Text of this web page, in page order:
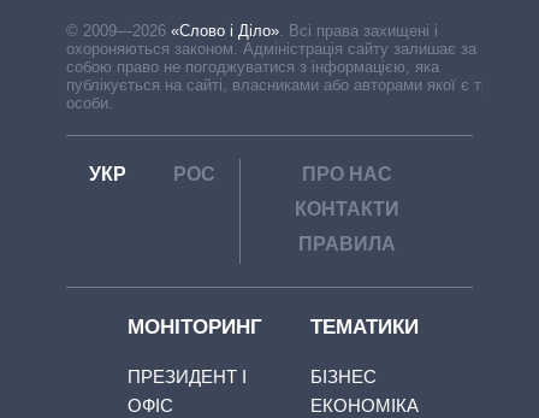
© 2009—2026 «Слово і Діло» Всі права захищені і
охороняються законом. Адміністрація сайту залишає за
собою право не погоджуватися з інформацією, яка
публікується на сайті, власниками або авторами якої є треті
особи.
УКР РОС
ПРО НАС
КОНТАКТИ
ПРАВИЛА
МОНІТОРИНГ
ПРЕЗИДЕНТ І
ОФІС
ТЕМАТИКИ
БІЗНЕС
ЕКОНОМІКА